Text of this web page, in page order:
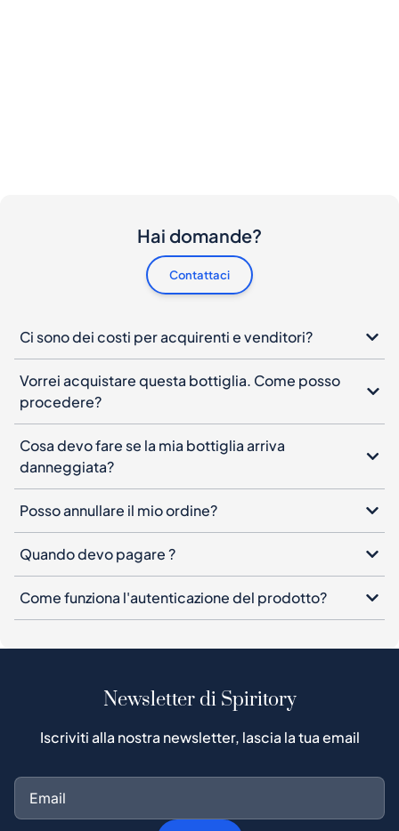
Hai domande?
Contattaci
Ci sono dei costi per acquirenti e venditori?
Vorrei acquistare questa bottiglia. Come posso
procedere?
Cosa devo fare se la mia bottiglia arriva
danneggiata?
Posso annullare il mio ordine?
Quando devo pagare ?
Come funziona l'autenticazione del prodotto?
Newsletter di Spiritory
Iscriviti alla nostra newsletter, lascia la tua email